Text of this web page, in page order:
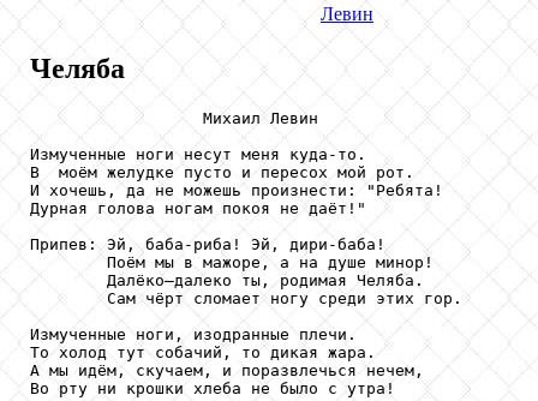
Левин
Челяба
                  Михаил Левин
Измученные ноги несут меня куда-то.
В  моём желудке пусто и пересох мой рот.
И хочешь, да не можешь произнести: "Ребята!
Дурная голова ногам покоя не даёт!"
Припев: Эй, баба-риба! Эй, дири-баба!
        Поём мы в мажоре, а на душе минор!
        Далёко–далеко ты, родимая Челяба.
        Сам чёрт сломает ногу среди этих гор.
Измученные ноги, изодранные плечи.
То холод тут собачий, то дикая жара.
А мы идём, скучаем, и поразвлечься нечем,
Во рту ни крошки хлеба не было с утра!